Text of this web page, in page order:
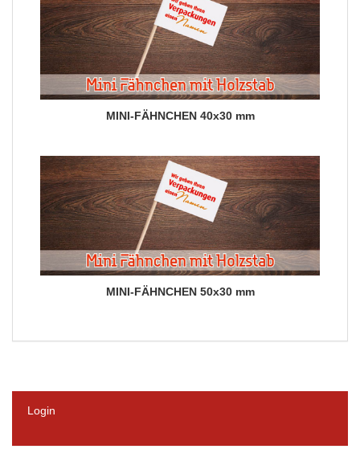
MINI-FÄHNCHEN 40x30 mm
MINI-FÄHNCHEN 50x30 mm
Login